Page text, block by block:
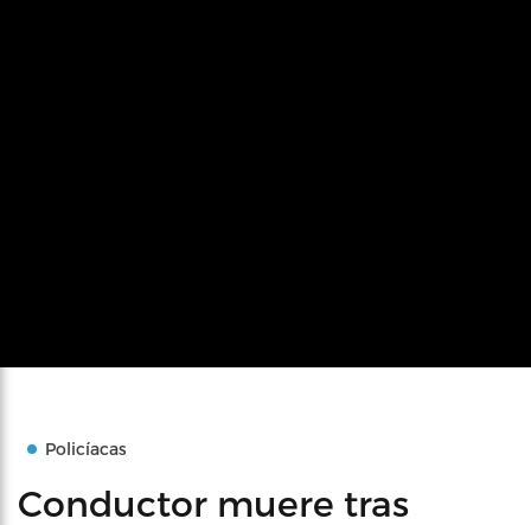
Policíacas
Conductor muere tras